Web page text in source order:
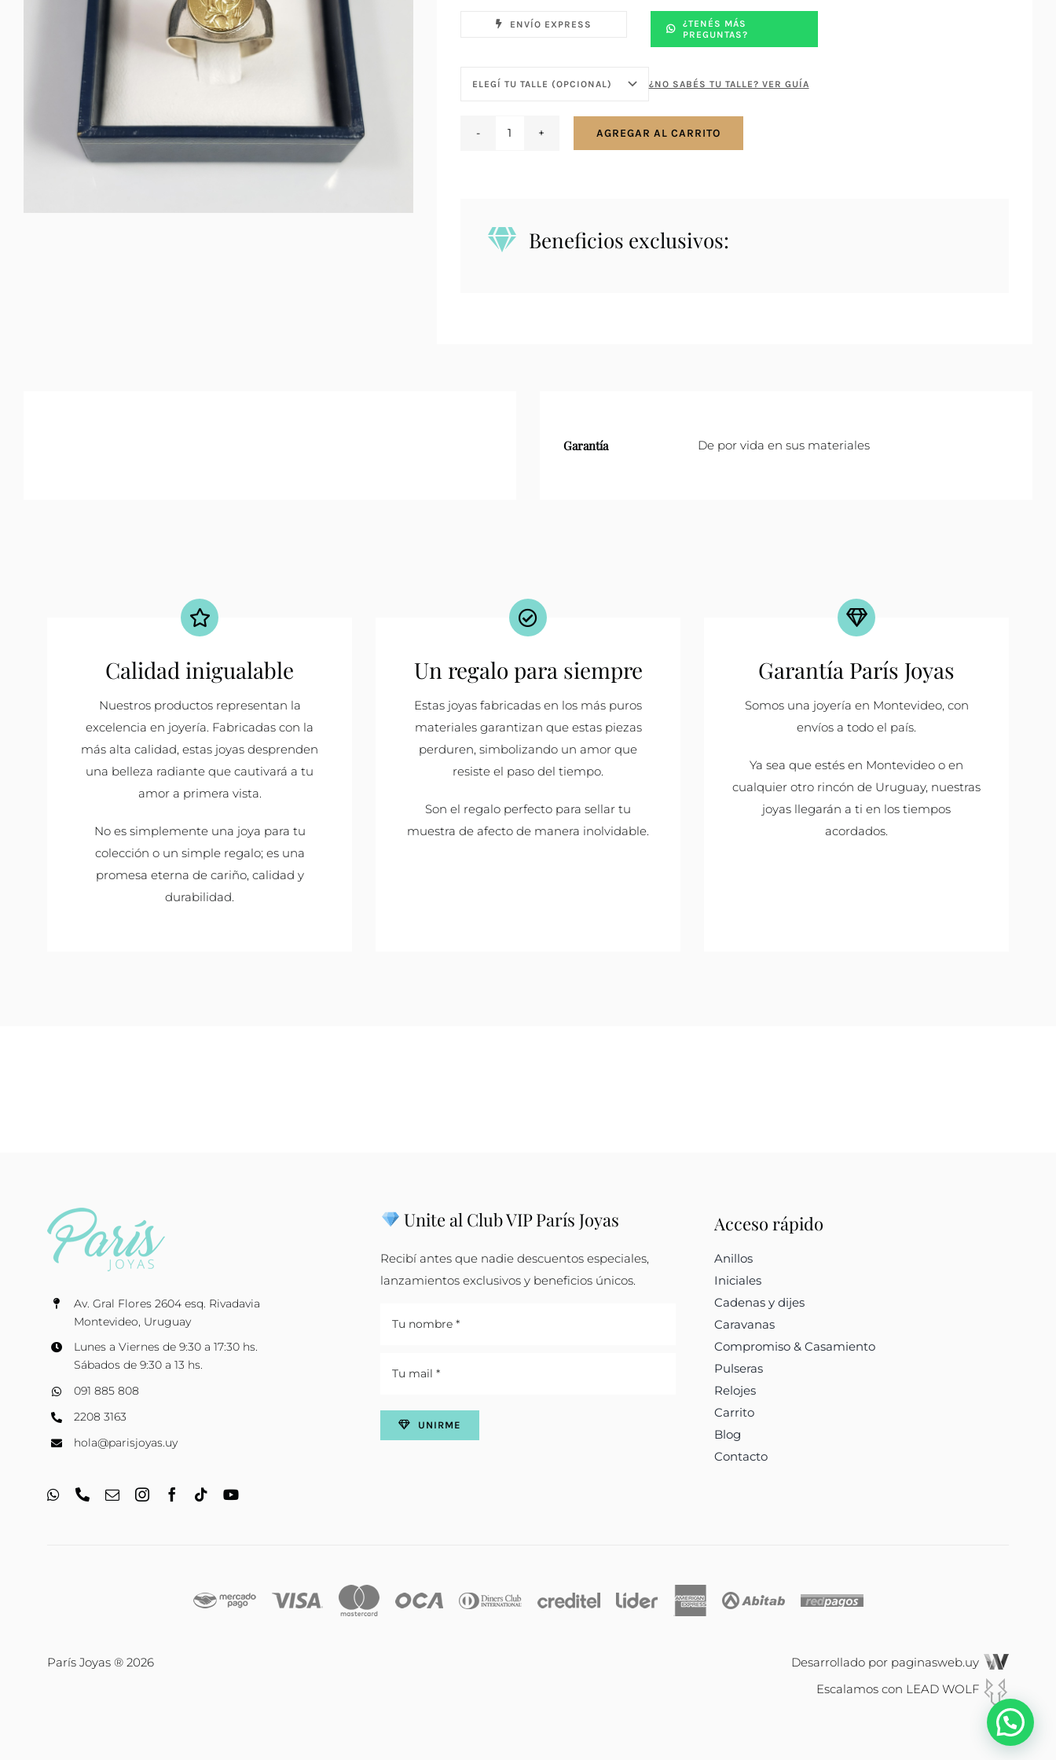
ENVÍO EXPRESS
¿TENÉS MÁS
PREGUNTAS?
¿NO SABÉS TU TALLE? VER GUÍA
oro
AGREGAR AL CARRITO
Beneficios exclusivos:
Garantía De por vida en sus materiales
Calidad inigualable
Nuestros productos representan la
excelencia en joyería. Fabricadas con la
más alta calidad, estas joyas desprenden
una belleza radiante que cautivará a tu
amor a primera vista.
No es simplemente una joya para tu
colección o un simple regalo; es una
promesa eterna de cariño, calidad y
durabilidad.
Un regalo para siempre
Estas joyas fabricadas en los más puros
materiales garantizan que estas piezas
perduren, simbolizando un amor que
resiste el paso del tiempo.
Son el regalo perfecto para sellar tu
muestra de afecto de manera inolvidable.
Garantía París Joyas
Somos una joyería en Montevideo, con
envíos a todo el país.
Ya sea que estés en Montevideo o en
cualquier otro rincón de Uruguay, nuestras
joyas llegarán a ti en los tiempos
acordados.
Av. Gral Flores 2604 esq. Rivadavia
Montevideo, Uruguay
Lunes a Viernes de 9:30 a 17:30 hs.
Sábados de 9:30 a 13 hs.
091 885 808
2208 3163
hola@parisjoyas.uy
Unite al Club VIP París Joyas
Recibí antes que nadie descuentos especiales,
lanzamientos exclusivos y beneficios únicos.
UNIRME
Acceso rápido
Anillos
Iniciales
Cadenas y dijes
Caravanas
Compromiso & Casamiento
Pulseras
Relojes
Carrito
Blog
Contacto
París Joyas ® 2026 Desarrollado por paginasweb.uy
Escalamos con LEAD WOLF